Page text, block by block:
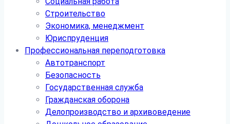
Строительство
Экономика, менеджмент
Юриспруденция
Профессиональная переподготовка
Автотранспорт
Безопасность
Государственная служба
Гражданская оборона
Делопроизводство и архивоведение